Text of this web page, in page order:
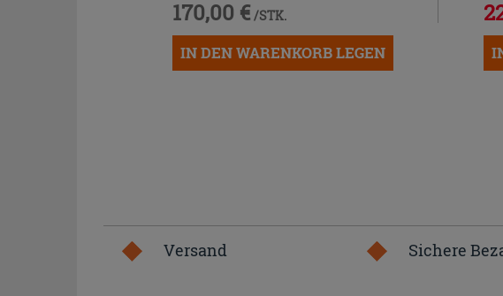
170,00 € /STK.
IN DEN WARENKORB LEGEN
Versand Sichere